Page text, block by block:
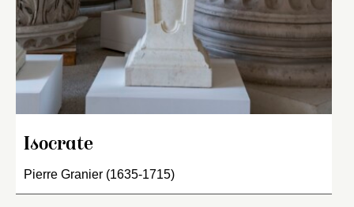
Isocrate
Pierre Granier (1635-1715)